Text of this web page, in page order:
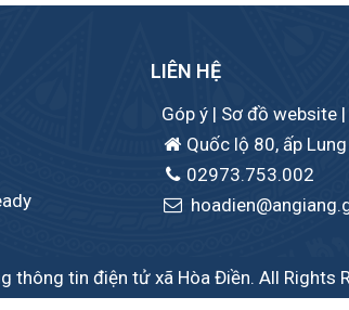
LIÊN HỆ
Góp ý | Sơ đồ website |
Quốc lộ 80, ấp
02973.753.002
thông tin điện tử xã Hòa Điền. All Rights